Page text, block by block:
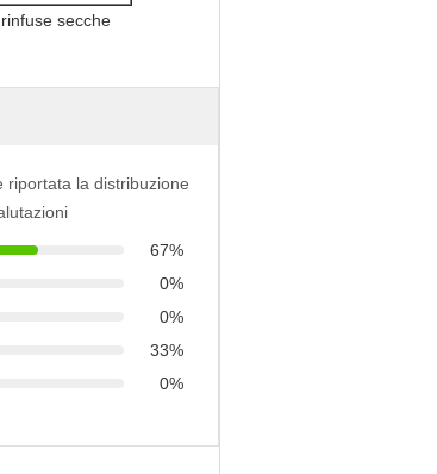
riportata la distribuzione
67%
0%
0%
33%
0%